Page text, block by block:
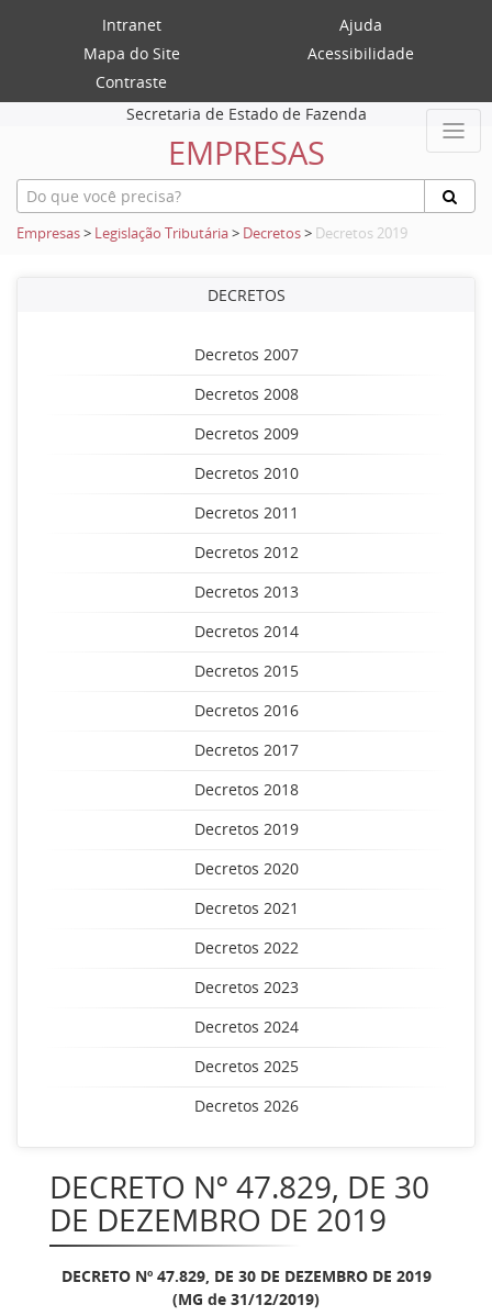
Intranet
Ajuda
Mapa do Site
Acessibilidade
Contraste
Secretaria de Estado de Fazenda
EMPRESAS
Empresas> Legislação Tributária> Decretos> Decretos 2019
DECRETOS
Decretos 2007
Decretos 2008
Decretos 2009
Decretos 2010
Decretos 2011
Decretos 2012
Decretos 2013
Decretos 2014
Decretos 2015
Decretos 2016
Decretos 2017
Decretos 2018
Decretos 2019
Decretos 2020
Decretos 2021
Decretos 2022
Decretos 2023
Decretos 2024
Decretos 2025
Decretos 2026
DECRETO Nº 47.829, DE 30
DE DEZEMBRO DE 2019
DECRETO Nº 47.829, DE 30 DE DEZEMBRO DE 2019
(MG de 31/12/2019)